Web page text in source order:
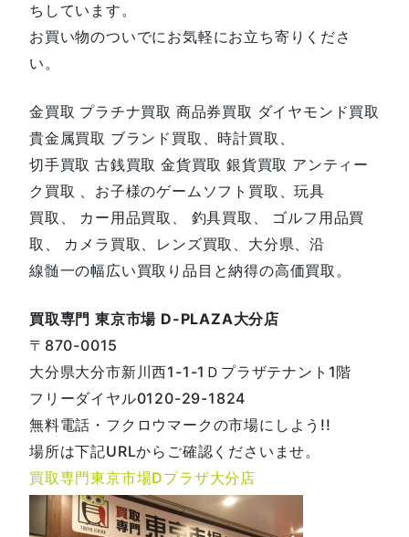
ちしています。
お買い物のついでにお気軽にお立ち寄りくださ
い。
金買取 プラチナ買取 商品券買取 ダイヤモンド買取
貴金属買取 ブランド買取、時計買取、
切手買取 古銭買取 金貨買取 銀貨買取 アンティー
ク買取 、お子様のゲームソフト買取、玩具
買取、 カー用品買取、 釣具買取、 ゴルフ用品買
取、 カメラ買取、レンズ買取、大分県、沿
線髄一の幅広い買取り品目と納得の高価買取。
買取専門 東京市場 D-PLAZA大分店
〒870-0015
大分県大分市新川西1-1-1Ｄプラザテナント1階
フリーダイヤル0120-29-1824
無料電話・フクロウマークの市場にしよう!!
場所は下記URLからご確認くださいませ。
買取専門東京市場Dプラザ大分店